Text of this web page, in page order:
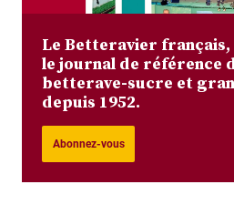
Le Betteravier français,
le journal de référence
betterave-sucre et
depuis 1952.
Abonnez-vous